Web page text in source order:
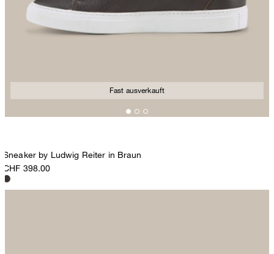
Fast ausverkauft
Sneaker by Ludwig Reiter in Braun
CHF 398.00